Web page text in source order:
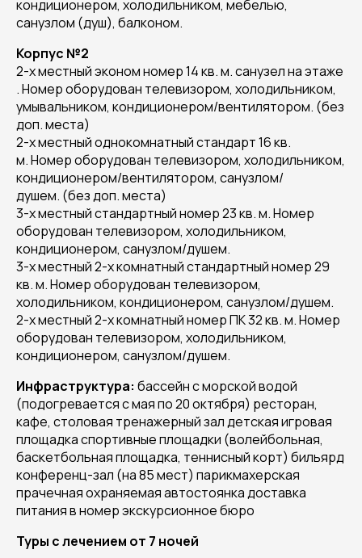
кондиционером, холодильником, мебелью,
санузлом (душ), балконом.
Корпус №2
2-х местный эконом номер 14 кв. м. санузел на этаже
. Номер оборудован телевизором, холодильником,
умывальником, кондиционером/вентилятором. (без
доп. места)
2-х местный однокомнатный стандарт 16 кв.
м. Номер оборудован телевизором, холодильником,
кондиционером/вентилятором, санузлом/
душем. (без доп. места)
3-х местный стандартный номер 23 кв. м. Номер
оборудован телевизором, холодильником,
кондиционером, санузлом/душем.
3-х местный 2-х комнатный стандартный номер 29
кв. м. Номер оборудован телевизором,
холодильником, кондиционером, санузлом/душем.
2-х местный 2-х комнатный номер ПК 32 кв. м. Номер
оборудован телевизором, холодильником,
кондиционером, санузлом/душем.
Инфраструктура: бассейн с морской водой
(подогревается с мая по 20 октября) ресторан,
кафе, столовая тренажерный зал детская игровая
площадка спортивные площадки (волейбольная,
баскетбольная площадка, теннисный корт) бильярд
конференц-зал (на 85 мест) парикмахерская
прачечная охраняемая автостоянка доставка
питания в номер экскурсионное бюро
Туры с лечением от 7 ночей